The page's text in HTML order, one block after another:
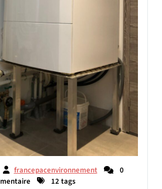
francepacenvironnement
0
12 tags